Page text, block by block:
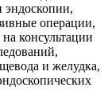
эндоскопии,
операции,
консультации
и желудка,